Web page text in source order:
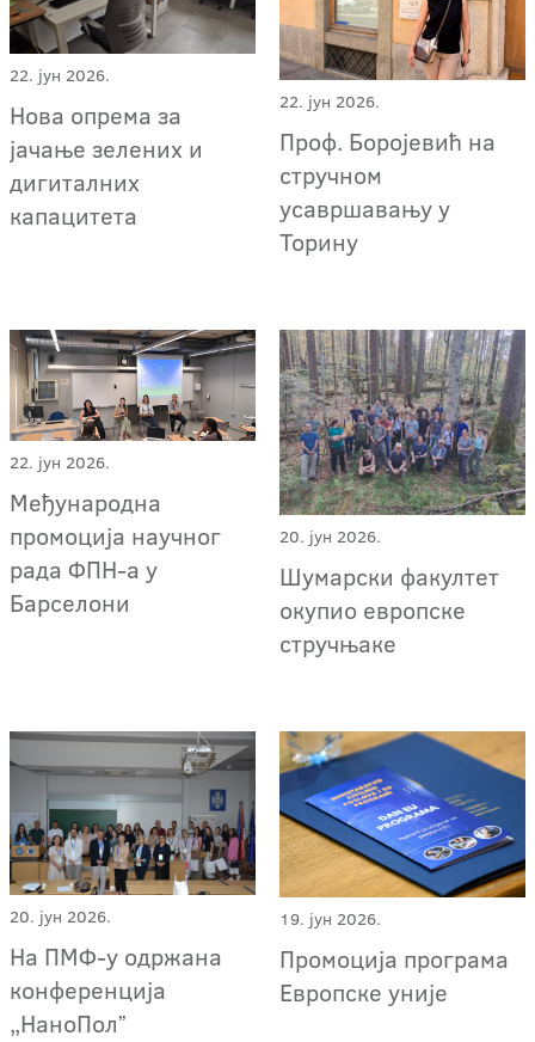
22. јун 2026.
Нова опрема за
јачање зелених и
дигиталних
капацитета
22. јун 2026.
Проф. Боројевић на
стручном
усавршавању у
Торину
22. јун 2026.
Међународна
промоција научног
рада ФПН-а у
Барселони
20. јун 2026.
Шумарски факултет
окупио европске
стручњаке
20. јун 2026.
На ПМФ-у одржана
конференција
„НаноПолˮ
19. јун 2026.
Промоција програма
Европске уније